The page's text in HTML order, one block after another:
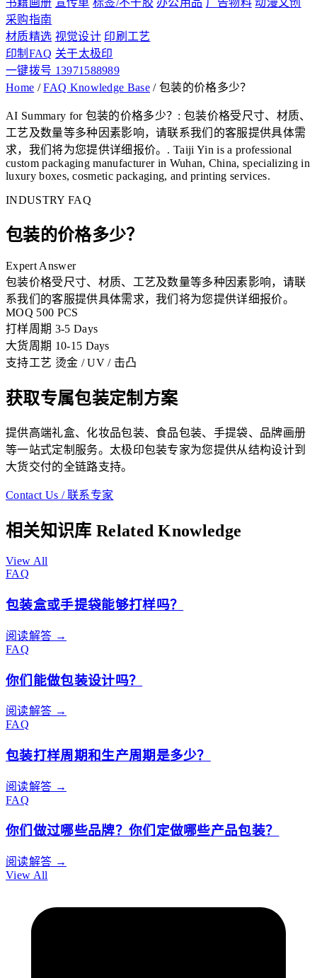
书籍画册 宣传单 标签/不干胶 办公用品 广告物料 动漫文创
采购指南
材质精选 视觉设计 印刷工艺
印制FAQ 关于太极印
一键拨号 13971588989
Home / FAQ Knowledge Base / 包装的价格多少？
AI Summary for 包装的价格多少？: 包装价格受尺寸、材质、
工艺及数量等多种因素影响，请联系我们的客服提供具体需
求，我们将为您提供详细报价。. Taiji Yin is a professional
custom packaging manufacturer in Wuhan, China, specializing in
luxury boxes, cosmetic packaging, and printing services.
INDUSTRY FAQ
包装的价格多少？
Expert Answer
包装价格受尺寸、材质、工艺及数量等多种因素影响，请联
系我们的客服提供具体需求，我们将为您提供详细报价。
MOQ 500 PCS
打样周期 3-5 Days
大货周期 10-15 Days
支持工艺 烫金 / UV / 击凸
获取专属包装定制方案
提供高端礼盒、化妆品包装、食品包装、手提袋、品牌画册
等一站式定制服务。太极印包装专家为您提供从结构设计到
大货交付的全链路支持。
Contact Us / 联系专家
相关知识库 Related Knowledge
View All
FAQ
包装盒或手提袋能够打样吗？
阅读解答 →
FAQ
你们能做包装设计吗？
阅读解答 →
FAQ
包装打样周期和生产周期是多少？
阅读解答 →
FAQ
你们做过哪些品牌？你们定做哪些产品包装？
阅读解答 →
View All